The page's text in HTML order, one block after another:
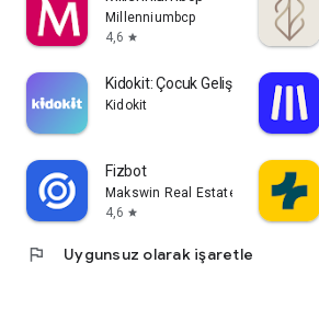
Millenniumbcp
4,6 star
Kidokit: Çocuk Gelişimi
Kidokit
Fizbot
Makswin Real Estate Technologies
4,6 star
flag Uygunsuz olarak işaretle